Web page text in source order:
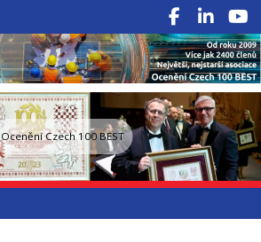
Ocenění Czech 100 BEST